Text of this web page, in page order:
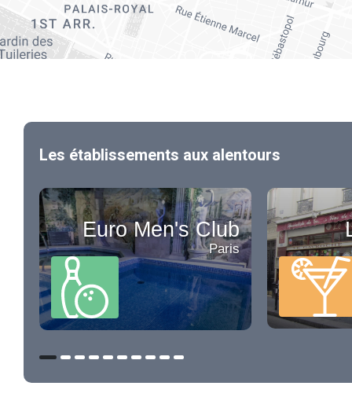
Les établissements aux alentours
Euro Men's Club
Paris